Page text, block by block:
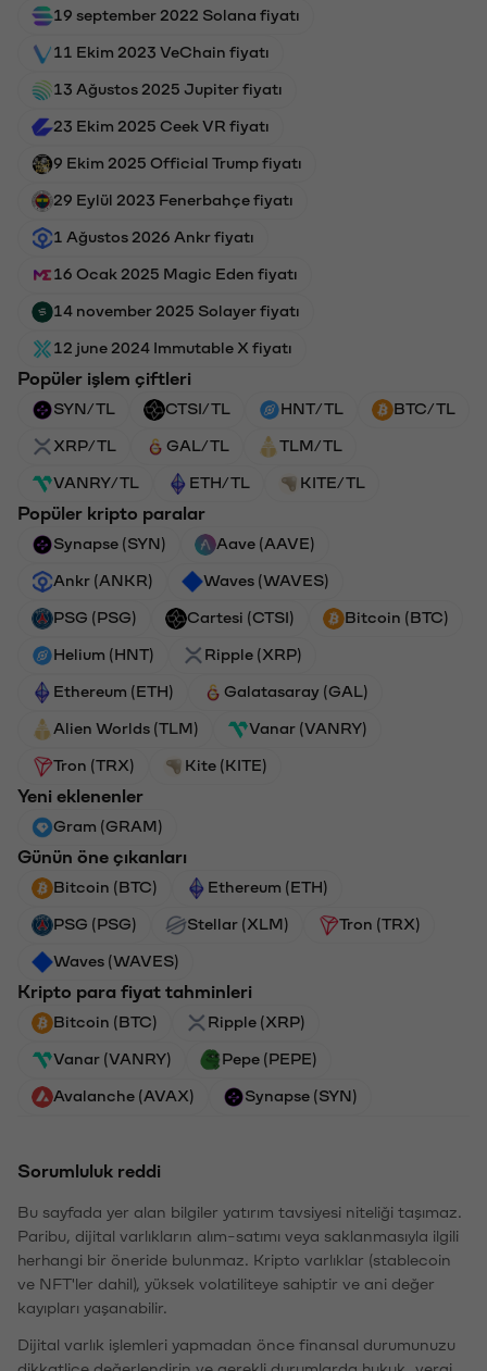
19 september 2022 Solana fiyatı
11 Ekim 2023 VeChain fiyatı
13 Ağustos 2025 Jupiter fiyatı
23 Ekim 2025 Ceek VR fiyatı
9 Ekim 2025 Official Trump fiyatı
29 Eylül 2023 Fenerbahçe fiyatı
1 Ağustos 2026 Ankr fiyatı
16 Ocak 2025 Magic Eden fiyatı
14 november 2025 Solayer fiyatı
12 june 2024 Immutable X fiyatı
Popüler işlem çiftleri
SYN/TL CTSI/TL HNT/TL BTC/TL
XRP/TL GAL/TL TLM/TL
VANRY/TL ETH/TL KITE/TL
Popüler kripto paralar
Synapse (SYN) Aave (AAVE)
Ankr (ANKR) Waves (WAVES)
PSG (PSG) Cartesi (CTSI) Bitcoin (BTC)
Helium (HNT) Ripple (XRP)
Ethereum (ETH) Galatasaray (GAL)
Alien Worlds (TLM) Vanar (VANRY)
Tron (TRX) Kite (KITE)
Yeni eklenenler
Gram (GRAM)
Günün öne çıkanları
Bitcoin (BTC) Ethereum (ETH)
PSG (PSG) Stellar (XLM) Tron (TRX)
Waves (WAVES)
Kripto para fiyat tahminleri
Bitcoin (BTC) Ripple (XRP)
Vanar (VANRY) Pepe (PEPE)
Avalanche (AVAX) Synapse (SYN)
Sorumluluk reddi
Bu sayfada yer alan bilgiler yatırım tavsiyesi niteliği taşımaz.
Paribu, dijital varlıkların alım-satımı veya saklanmasıyla ilgili
herhangi bir öneride bulunmaz. Kripto varlıklar (stablecoin
ve NFT'ler dahil), yüksek volatiliteye sahiptir ve ani değer
kayıpları yaşanabilir.
Dijital varlık işlemleri yapmadan önce finansal durumunuzu